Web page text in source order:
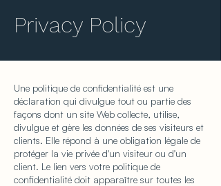
Privacy Policy
Une politique de confidentialité est une
déclaration qui divulgue tout ou partie des
façons dont un site Web collecte, utilise,
divulgue et gère les données de ses visiteurs et
clients. Elle répond à une obligation légale de
protéger la vie privée d'un visiteur ou d'un
client. Le lien vers votre politique de
confidentialité doit apparaître sur toutes les